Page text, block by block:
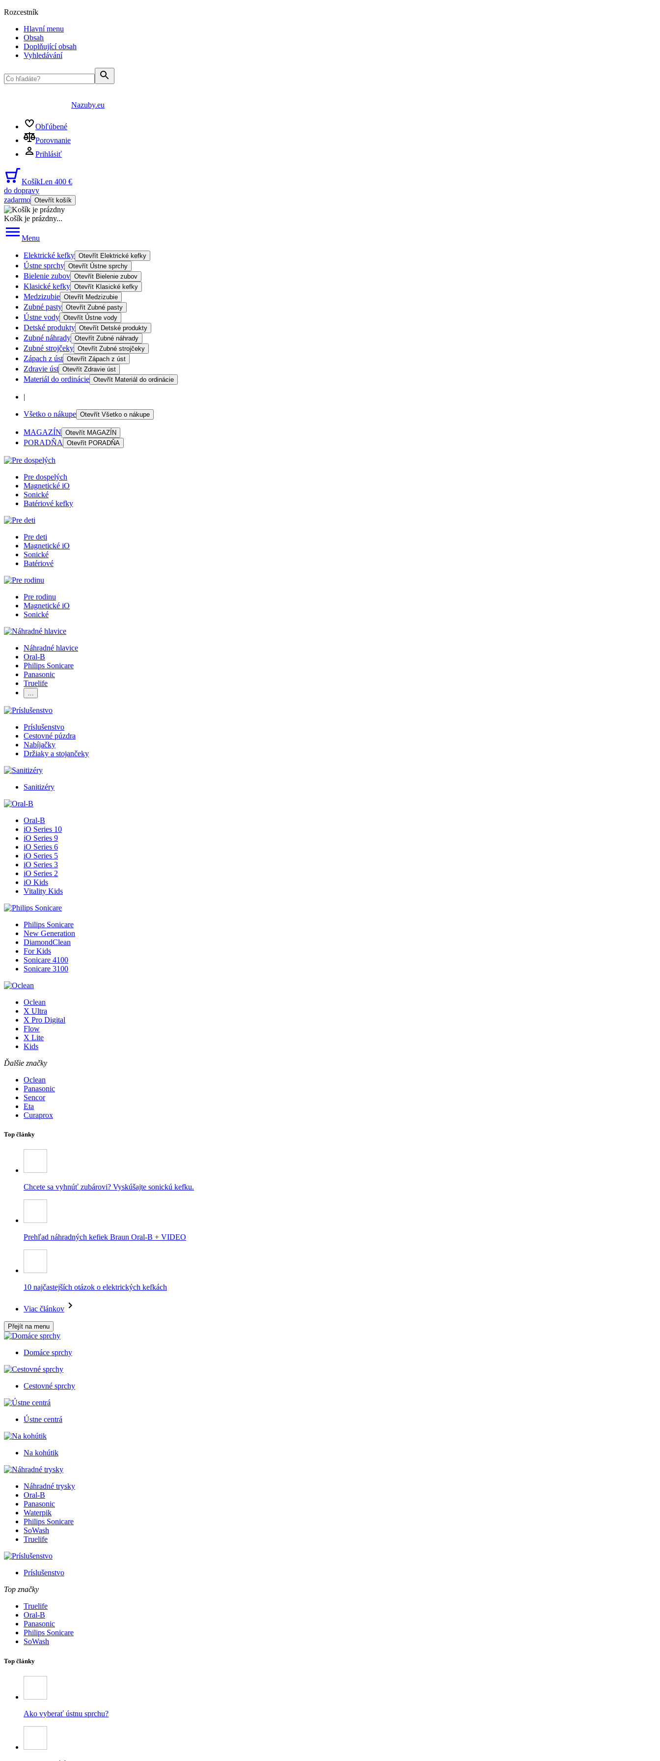
Rozcestník
Hlavní menu
Obsah
Doplňující obsah
Vyhledávání
Nazuby.eu
Obľúbené
Porovnanie
Prihlásiť
KošíkLen 400 €
do dopravy
zadarmo Otevřít košík
Košík je prázdny...
Menu
Elektrické kefky Otevřít Elektrické kefky
Ústne sprchy Otevřít Ústne sprchy
Bielenie zubov Otevřít Bielenie zubov
Klasické kefky Otevřít Klasické kefky
Medzizubie Otevřít Medzizubie
Zubné pasty Otevřít Zubné pasty
Ústne vody Otevřít Ústne vody
Detské produkty Otevřít Detské produkty
Zubné náhrady Otevřít Zubné náhrady
Zubné strojčeky Otevřít Zubné strojčeky
Zápach z úst Otevřít Zápach z úst
Zdravie úst Otevřít Zdravie úst
Materiál do ordinácie Otevřít Materiál do ordinácie
|
Všetko o nákupe Otevřít Všetko o nákupe
MAGAZÍN Otevřít MAGAZÍN
PORADŇA Otevřít PORADŇA
Pre dospelých
Magnetické iO
Sonické
Batériové kefky
Pre deti
Magnetické iO
Sonické
Batériové
Pre rodinu
Magnetické iO
Sonické
Náhradné hlavice
Oral-B
Philips Sonicare
Panasonic
Truelife
…
Príslušenstvo
Cestovné púzdra
Nabíjačky
Držiaky a stojančeky
Sanitizéry
Oral-B
iO Series 10
iO Series 9
iO Series 6
iO Series 5
iO Series 3
iO Series 2
iO Kids
Vitality Kids
Philips Sonicare
New Generation
DiamondClean
For Kids
Sonicare 4100
Sonicare 3100
Oclean
X Ultra
X Pro Digital
Flow
X Lite
Kids
Ďalšie značky
Oclean
Panasonic
Sencor
Eta
Curaprox
Top články
Chcete sa vyhnúť zubárovi? Vyskúšajte sonickú kefku.
Prehľad náhradných kefiek Braun Oral-B + VIDEO
10 najčastejších otázok o elektrických kefkách
Viac článkov
Přejít na menu
Domáce sprchy
Cestovné sprchy
Ústne centrá
Na kohútik
Náhradné trysky
Oral-B
Panasonic
Waterpik
Philips Sonicare
SoWash
Truelife
Príslušenstvo
Top značky
Truelife
Oral-B
Panasonic
Philips Sonicare
SoWash
Top články
Ako vyberať ústnu sprchu?